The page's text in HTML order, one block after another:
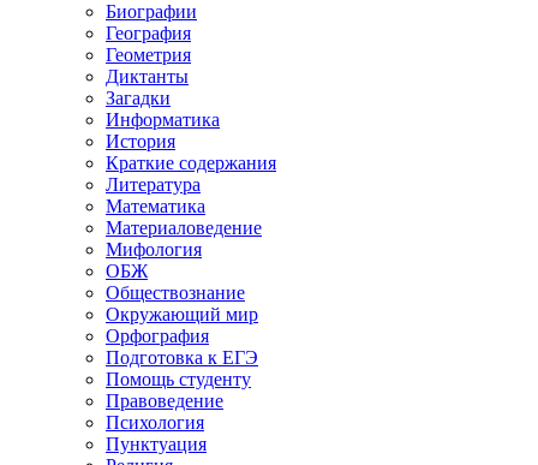
Биографии
География
Геометрия
Диктанты
Загадки
Информатика
История
Краткие содержания
Литература
Математика
Материаловедение
Мифология
ОБЖ
Обществознание
Окружающий мир
Орфография
Подготовка к ЕГЭ
Помощь студенту
Правоведение
Психология
Пунктуация